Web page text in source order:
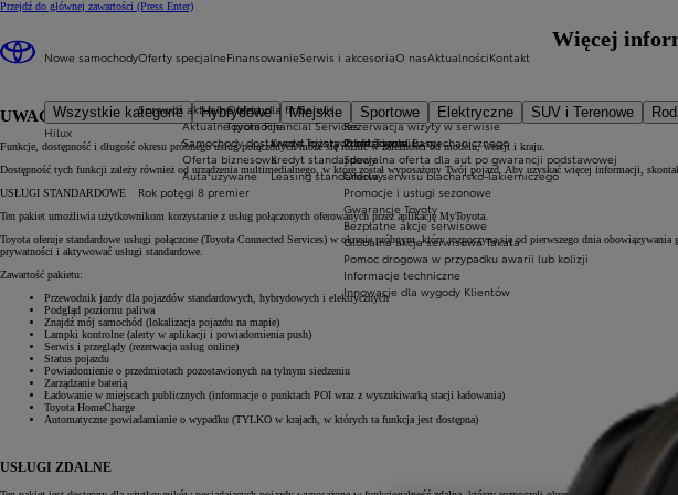
Przejdź do głównej zawartości (Press Enter)
Nowe samochody
Wszystkie kategorie Hybrydowe Miejskie Sportowe Elektryczne SUV i Terenowe
Hilux
Oferty specjalne
Sprawdź aktualne oferty
Aktualne promocje
Samochody dostawcze Toyota Professional
Oferta biznesowa
Auta używane
Rok potęgi 8 premier
Finansowanie
Oferta dla firm
Toyota Financial Services
Kredyt niższych rat Toyota Easy
Kredyt standardowy
Leasing standardowy
Serwis i akcesoria
Serwis
Rezerwacja wizyty w serwisie
Oferta serwisu mechanicznego
Specjalna oferta dla aut po gwarancji podstawowej
Oferta serwisu blacharsko-lakierniczego
Promocje i usługi sezonowe
Gwarancje Toyoty
Bezpłatne akcje serwisowe
Globalna akcja serwisowa Takata
Pomoc drogowa w przypadku awarii lub kolizji
Informacje techniczne
Innowacje dla wygody Klientów
O nasAktualnościKontakt
Więcej
UWAGI OGÓLNE
Funkcje, dostępność i długość okresu próbnego usług połączonych może się różnić w zależności od modelu, wersji i kraju.
Dostępność tych funkcji zależy również od urządzenia multimedialnego, w które został wyposażony Twój pojazd. Aby uzyskać więcej informacji,
USŁUGI STANDARDOWE
Ten pakiet umożliwia użytkownikom korzystanie z usług połączonych oferowanych przez aplikację MyToyota.
Toyota oferuje standardowe usługi połączone (Toyota Connected Services) w okresie próbnym, który rozpoczyna się od pierwszego dnia
prywatności i aktywować usługi standardowe.
Zawartość pakietu:
Przewodnik jazdy dla pojazdów standardowych, hybrydowych i elektrycznych
Podgląd poziomu paliwa
Znajdź mój samochód (lokalizacja pojazdu na mapie)
Lampki kontrolne (alerty w aplikacji i powiadomienia push)
Serwis i przeglądy (rezerwacja usług online)
Status pojazdu
Powiadomienie o przedmiotach pozostawionych na tylnym siedzeniu
Zarządzanie baterią
Ładowanie w miejscach publicznych (informacje o punktach POI wraz z wyszukiwarką stacji ładowania)
Toyota HomeCharge
Automatyczne powiadamianie o wypadku (TYLKO w krajach, w których ta funkcja jest dostępna)
USŁUGI ZDALNE